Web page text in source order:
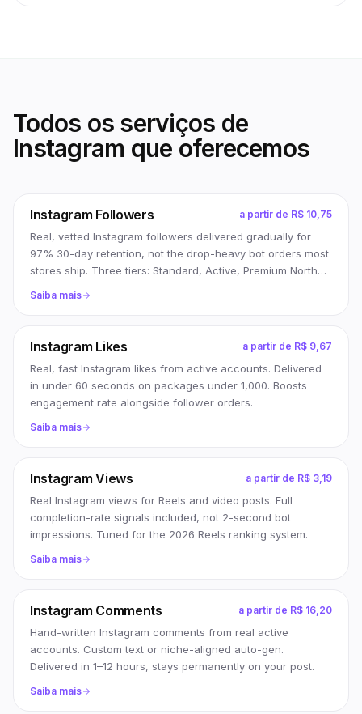
Todos os serviços de
Instagram que oferecemos
Instagram Followers a partir de R$ 10,75
Real, vetted Instagram followers delivered gradually for
97% 30-day retention, not the drop-heavy bot orders most
stores ship. Three tiers: Standard, Active, Premium North
Saiba mais
Instagram Likes a partir de R$ 9,67
Real, fast Instagram likes from active accounts. Delivered
in under 60 seconds on packages under 1,000. Boosts
engagement rate alongside follower orders.
Saiba mais
Instagram Views a partir de R$ 3,19
Real Instagram views for Reels and video posts. Full
completion-rate signals included, not 2-second bot
impressions. Tuned for the 2026 Reels ranking system.
Saiba mais
Instagram Comments a partir de R$ 16,20
Hand-written Instagram comments from real active
accounts. Custom text or niche-aligned auto-gen.
Delivered in 1–12 hours, stays permanently on your post.
Saiba mais